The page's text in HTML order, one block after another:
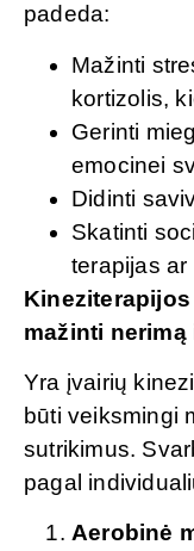
padeda:
Mažinti
kortizolis,
Gerinti
emocinei
Didinti
Skatinti
terapijas
mažinti
Yra įvairių
būti veiksmingi
sutrikimus.
pagal
Aerobinė